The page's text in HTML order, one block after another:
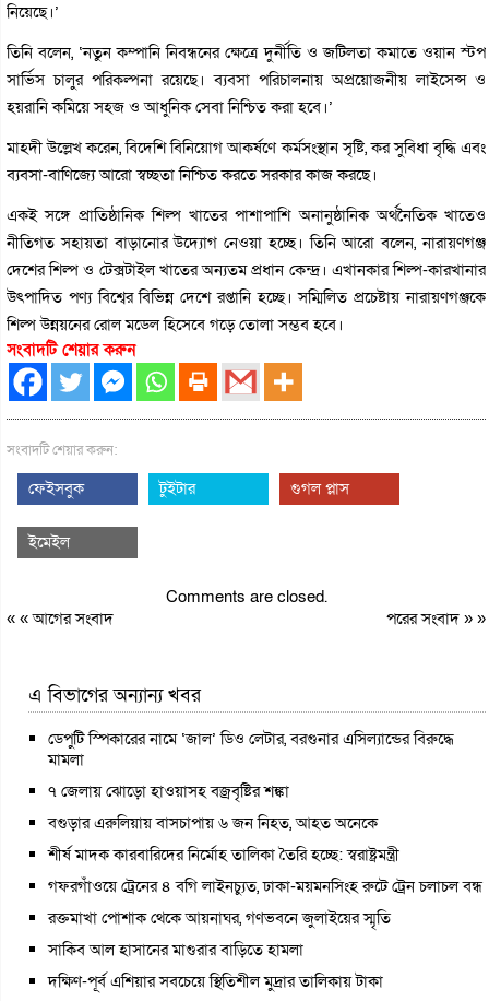
নিয়েছে।’
তিনি বলেন, ‘নতুন কম্পানি নিবন্ধনের ক্ষেত্রে দুর্নীতি ও জটিলতা কমাতে ওয়ান স্টপ
সার্ভিস চালুর পরিকল্পনা রয়েছে। ব্যবসা পরিচালনায় অপ্রয়োজনীয় লাইসেন্স ও
হয়রানি কমিয়ে সহজ ও আধুনিক সেবা নিশ্চিত করা হবে।’
মাহদী উল্লেখ করেন, বিদেশি বিনিয়োগ আকর্ষণে কর্মসংস্থান সৃষ্টি, কর সুবিধা বৃদ্ধি এবং
ব্যবসা-বাণিজ্যে আরো স্বচ্ছতা নিশ্চিত করতে সরকার কাজ করছে।
একই সঙ্গে প্রাতিষ্ঠানিক শিল্প খাতের পাশাপাশি অনানুষ্ঠানিক অর্থনৈতিক খাতেও
নীতিগত সহায়তা বাড়ানোর উদ্যোগ নেওয়া হচ্ছে। তিনি আরো বলেন, নারায়ণগঞ্জ
দেশের শিল্প ও টেক্সটাইল খাতের অন্যতম প্রধান কেন্দ্র। এখানকার শিল্প-কারখানার
উৎপাদিত পণ্য বিশ্বের বিভিন্ন দেশে রপ্তানি হচ্ছে। সম্মিলিত প্রচেষ্টায় নারায়ণগঞ্জকে
শিল্প উন্নয়নের রোল মডেল হিসেবে গড়ে তোলা সম্ভব হবে।
সংবাদটি শেয়ার করুন
সংবাদটি শেয়ার করুন:
ফেইসবুক টুইটার গুগল প্লাস
ইমেইল
Comments are closed.
« «আগের সংবাদ পরের সংবাদ» »
এ বিভাগের অন্যান্য খবর
ডেপুটি স্পিকারের নামে ‘জাল’ ডিও লেটার, বরগুনার এসিল্যান্ডের বিরুদ্ধে
মামলা
৭ জেলায় ঝোড়ো হাওয়াসহ বজ্রবৃষ্টির শঙ্কা
বগুড়ার এরুলিয়ায় বাসচাপায় ৬ জন নিহত, আহত অনেকে
শীর্ষ মাদক কারবারিদের নির্মোহ তালিকা তৈরি হচ্ছে: স্বরাষ্ট্রমন্ত্রী
গফরগাঁওয়ে ট্রেনের ৪ বগি লাইনচ্যুত, ঢাকা-ময়মনসিংহ রুটে ট্রেন চলাচল বন্ধ
রক্তমাখা পোশাক থেকে আয়নাঘর, গণভবনে জুলাইয়ের স্মৃতি
সাকিব আল হাসানের মাগুরার বাড়িতে হামলা
দক্ষিণ-পূর্ব এশিয়ার সবচেয়ে স্থিতিশীল মুদ্রার তালিকায় টাকা